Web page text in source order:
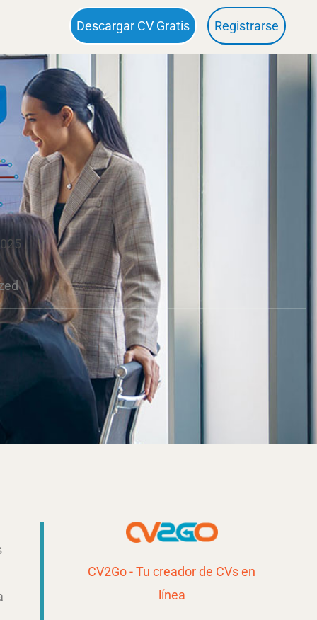
Descargar CV Gratis Registrarse
CV2Go - Tu creador de CVs en
línea